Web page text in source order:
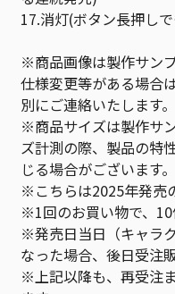
17.消灯(ボタン長押し
※商品画像は製作サン
仕様変更等がある場合
別にご連絡いたします。
※商品サイズは製作サ
ズ計測の際、製品の特
じる場合がございます。
※こちらは2025年発売
※1回のお買い物で、10
※発売日当日（キャラ
なった場合、後日受注
※上記以降も、再受注